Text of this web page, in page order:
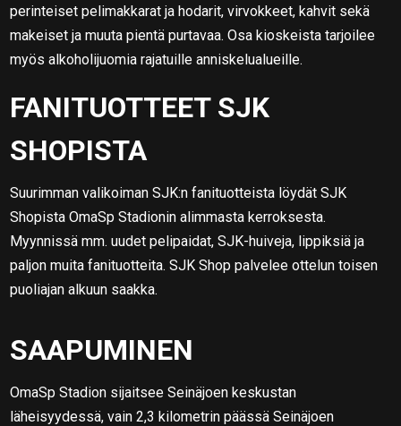
perinteiset pelimakkarat ja hodarit, virvokkeet, kahvit sekä
makeiset ja muuta pientä purtavaa. Osa kioskeista tarjoilee
myös alkoholijuomia rajatuille anniskelualueille.
FANITUOTTEET SJK
SHOPISTA
Suurimman valikoiman SJK:n fanituotteista löydät SJK
Shopista OmaSp Stadionin alimmasta kerroksesta.
Myynnissä mm. uudet pelipaidat, SJK-huiveja, lippiksiä ja
paljon muita fanituotteita. SJK Shop palvelee ottelun toisen
puoliajan alkuun saakka.
SAAPUMINEN
OmaSp Stadion sijaitsee Seinäjoen keskustan
läheisyydessä, vain 2,3 kilometrin päässä Seinäjoen